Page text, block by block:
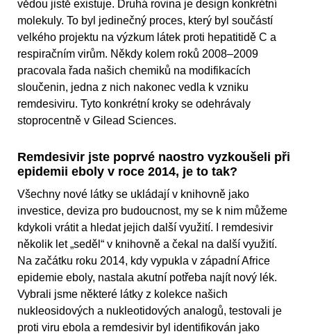
vědou jistě existuje. Druhá rovina je design konkrétní
molekuly. To byl jedinečný proces, který byl součástí
velkého projektu na výzkum látek proti hepatitidě C a
respiračním virům. Někdy kolem roků 2008–2009
pracovala řada našich chemiků na modifikacích
sloučenin, jedna z nich nakonec vedla k vzniku
remdesiviru. Tyto konkrétní kroky se odehrávaly
stoprocentně v Gilead Sciences.
Remdesivir jste poprvé naostro vyzkoušeli při
epidemii eboly v roce 2014, je to tak?
Všechny nové látky se ukládají v knihovně jako
investice, deviza pro budoucnost, my se k nim můžeme
kdykoli vrátit a hledat jejich další využití. I remdesivir
několik let „seděl“ v knihovně a čekal na další využití.
Na začátku roku 2014, kdy vypukla v západní Africe
epidemie eboly, nastala akutní potřeba najít nový lék.
Vybrali jsme některé látky z kolekce našich
nukleosidových a nukleotidových analogů, testovali je
proti viru ebola a remdesivir byl identifikován jako